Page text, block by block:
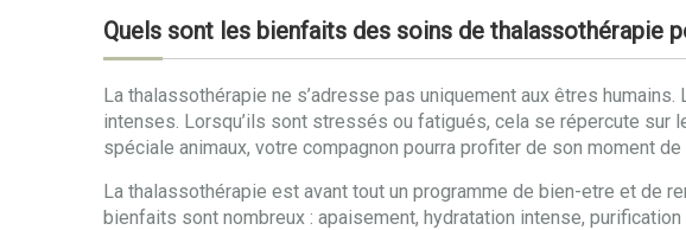
Quels sont les bienfaits des soins de thalassothérapie
La thalassothérapie ne s’adresse pas uniquement aux êtres
intenses. Lorsqu’ils sont stressés ou fatigués, cela se répercute sur
spéciale animaux, votre compagnon pourra profiter de son moment de
La thalassothérapie est avant tout un programme de bien-etre et de
bienfaits sont nombreux : apaisement, hydratation intense,